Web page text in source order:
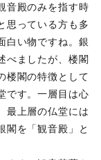
音殿のみを指す時
思っている方も多
白い物ですね。銀
べましたが、楼閣
楼閣の特徴として
です。一層目は心
最上層の仏堂には
閣を「観音殿」と